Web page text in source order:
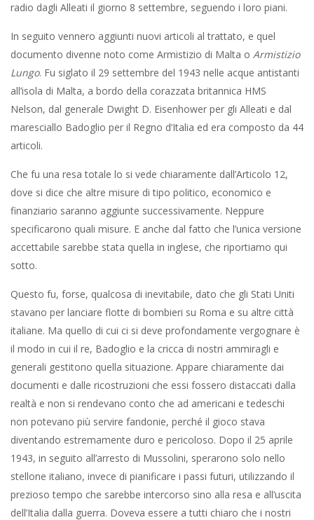
radio dagli Alleati il giorno 8 settembre, seguendo i loro piani.
In seguito vennero aggiunti nuovi articoli al trattato, e quel
documento divenne noto come Armistizio di Malta o Armistizio
Lungo. Fu siglato il 29 settembre del 1943 nelle acque antistanti
all’isola di Malta, a bordo della corazzata britannica HMS
Nelson, dal generale Dwight D. Eisenhower per gli Alleati e dal
maresciallo Badoglio per il Regno d’Italia ed era composto da 44
articoli.
Che fu una resa totale lo si vede chiaramente dall’Articolo 12,
dove si dice che altre misure di tipo politico, economico e
finanziario saranno aggiunte successivamente. Neppure
specificarono quali misure. E anche dal fatto che l’unica versione
accettabile sarebbe stata quella in inglese, che riportiamo qui
sotto.
Questo fu, forse, qualcosa di inevitabile, dato che gli Stati Uniti
stavano per lanciare flotte di bombieri su Roma e su altre città
italiane. Ma quello di cui ci si deve profondamente vergognare è
il modo in cui il re, Badoglio e la cricca di nostri ammiragli e
generali gestitono quella situazione. Appare chiaramente dai
documenti e dalle ricostruzioni che essi fossero distaccati dalla
realtà e non si rendevano conto che ad americani e tedeschi
non potevano più servire fandonie, perché il gioco stava
diventando estremamente duro e pericoloso. Dopo il 25 aprile
1943, in seguito all’arresto di Mussolini, sperarono solo nello
stellone italiano, invece di pianificare i passi futuri, utilizzando il
prezioso tempo che sarebbe intercorso sino alla resa e all’uscita
dell’Italia dalla guerra. Doveva essere a tutti chiaro che i nostri